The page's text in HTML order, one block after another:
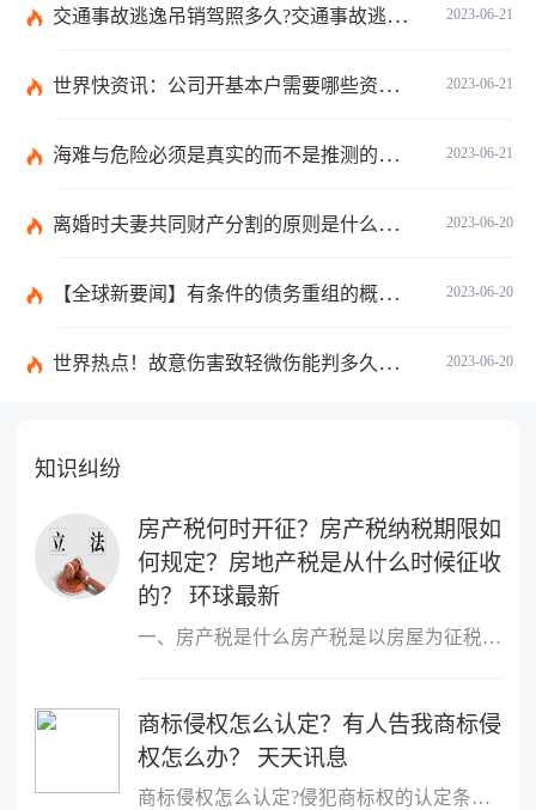
2023-06-21
交通事故逃逸吊销驾照多久?交通事故逃逸的认定标准是什么?-世界独家
2023-06-21
世界快资讯：公司开基本户需要哪些资料？开基本户的程序是什么？
2023-06-21
海难与危险必须是真实的而不是推测的吗？
2023-06-20
离婚时夫妻共同财产分割的原则是什么？离婚的共同财产怎么分割？
2023-06-20
【全球新要闻】有条件的债务重组的概念是什么？债务重新安排如何进行？
2023-06-20
世界热点！故意伤害致轻微伤能判多久时间？轻微伤鉴定标准是什么？
知识纠纷
房产税何时开征？房产税纳税期限如
何规定？房地产税是从什么时候征收
的？ 环球最新
一、房产税是什么房产税是以房屋为征税对象，按房屋的计税余值或租
商标侵权怎么认定？有人告我商标侵
权怎么办？ 天天讯息
商标侵权怎么认定?侵犯商标权的认定条件是：行为人客观上实施了侵犯